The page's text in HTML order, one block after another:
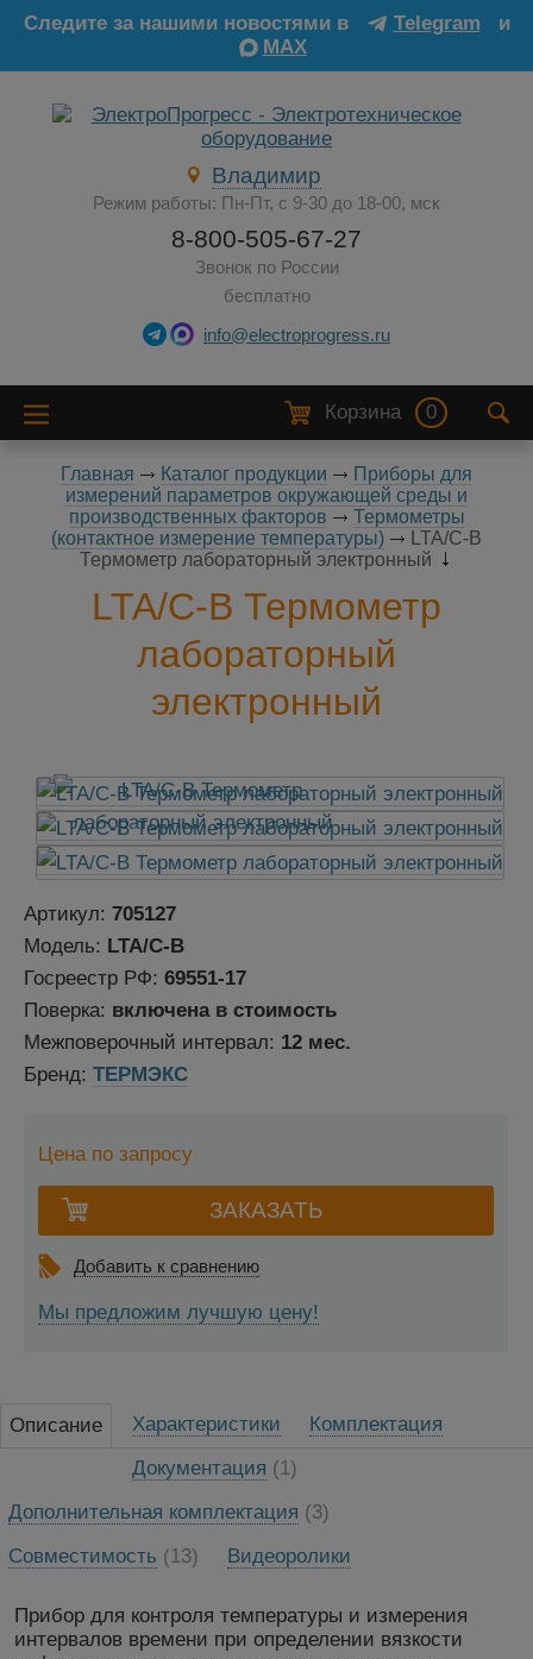
Следите за нашими новостями в Telegram
и
MAX
Владимир
Режим работы: Пн-Пт, с 9-30 до 18-00, мск
8-800-505-67-27
Звонок по России
бесплатно
info@electroprogress.ru
Корзина 0
Главная Каталог продукции
Приборы для
измерений параметров окружающей среды и
производственных факторов
Термометры
(контактное измерение температуры)
LTA/С-В
Термометр лабораторный электронный
LTA/С-В Термометр
лабораторный
электронный
Артикул: 705127
Модель: LTA/С-В
Госреестр РФ: 69551-17
Поверка: включена в стоимость
Межповерочный интервал: 12 мес.
Бренд: ТЕРМЭКС
Цена по запросу
Добавить к сравнению
Мы предложим лучшую цену!
Описание Характеристики
Комплектация
Документация (1)
Дополнительная комплектация (3)
Совместимость (13) Видеоролики
Прибор для контроля температуры и измерения
интервалов времени при определении вязкости